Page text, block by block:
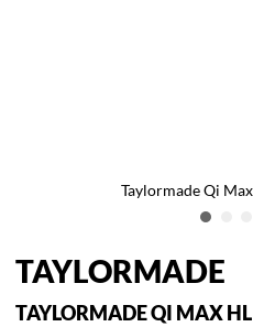
Taylormade Qi
TAYLORMADE
TAYLORMADE QI MAX